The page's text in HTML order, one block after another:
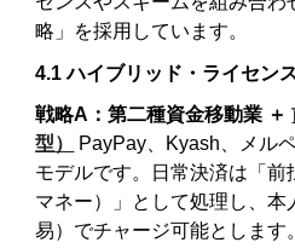
略」を採用しています。
4.1 ハイブリッド・ライセン
戦略A：第二種資金移動業 ＋
型）
PayPay、Kyash、メル
モデルです。日常決済は「
マネー）」として処理し、本
易）でチャージ可能とします